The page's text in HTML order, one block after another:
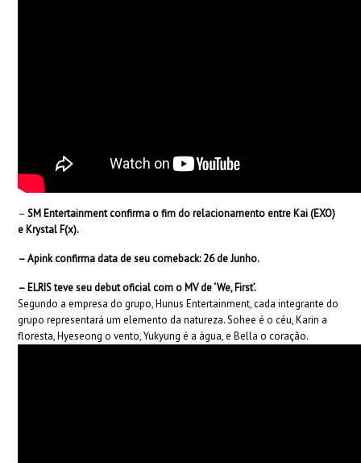
–SM Entertainment confirma o fim do relacionamento entre Kai (EXO)
e Krystal F(x).
– Apink confirma data de seu comeback: 26 de Junho.
– ELRIS teve seu debut oficial com o MV de ‘We, First’.
Segundo a empresa do grupo, Hunus Entertainment, cada integrante do
grupo representará um elemento da natureza. Sohee é o céu, Karin a
floresta, Hyeseong o vento, Yukyung é a água, e Bella o coração.